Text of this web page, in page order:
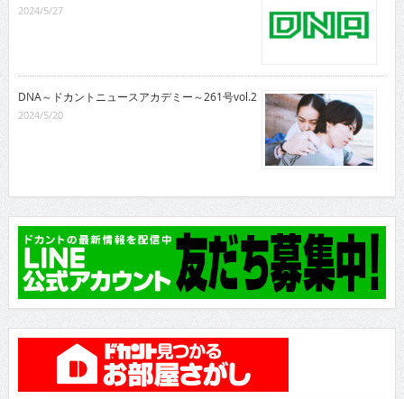
2024/5/27
DNA～ドカントニュースアカデミー～261号vol.2
2024/5/20